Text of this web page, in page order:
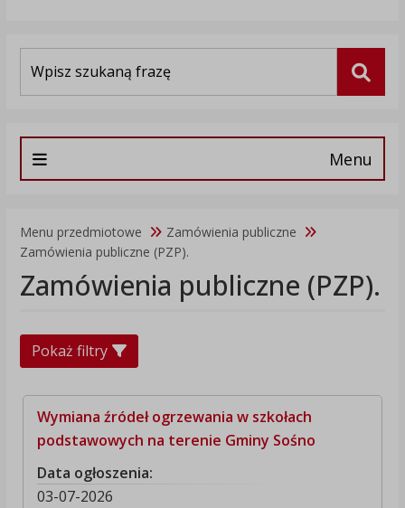
Menu
Menu przedmiotowe
Zamówienia publiczne
Zamówienia publiczne (PZP).
Zamówienia publiczne (PZP).
Pokaż filtry
Wymiana źródeł ogrzewania w szkołach
podstawowych na terenie Gminy Sośno
Data ogłoszenia:
03-07-2026